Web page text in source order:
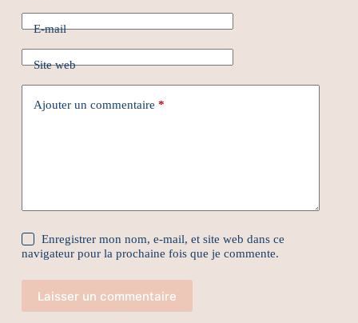
E-mail
Site web
Ajouter un commentaire *
Enregistrer mon nom, e-mail, et site web dans ce
navigateur pour la prochaine fois que je commente.
Laisser un commentaire